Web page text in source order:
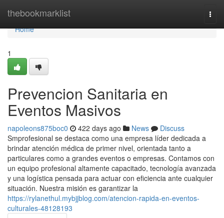
thebookmarklist
Home
Home
1
Prevencion Sanitaria en
Eventos Masivos
napoleons875boc0 422 days ago News
Discuss
Smprofesional se destaca como una empresa líder dedicada a
brindar atención médica de primer nivel, orientada tanto a
particulares como a grandes eventos o empresas. Contamos con
un equipo profesional altamente capacitado, tecnología avanzada
y una logística pensada para actuar con eficiencia ante cualquier
situación. Nuestra misión es garantizar la
https://rylanethul.mybjjblog.com/atencion-rapida-en-eventos-
culturales-48128193